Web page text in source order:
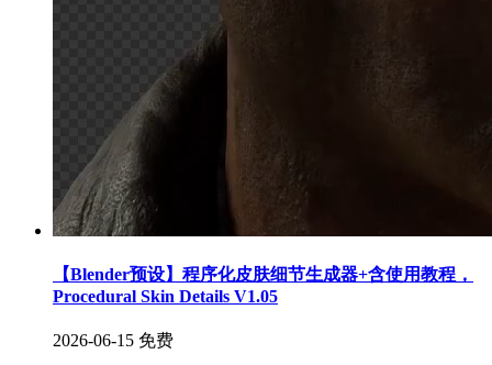
【Blender预设】程序化皮肤细节生成器+含使用教程，
Procedural Skin Details V1.05
2026-06-15 免费